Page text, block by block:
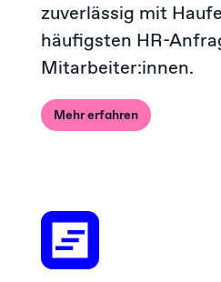
zuverlässig mit
häufigsten HR-
Mitarbeiter:innen.
Mehr erfahren